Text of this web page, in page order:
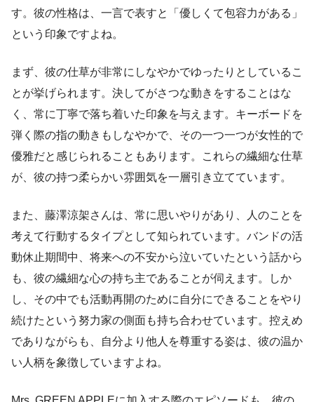
す。彼の性格は、一言で表すと「優しくて包容力がある」
という印象ですよね。
まず、彼の仕草が非常にしなやかでゆったりとしているこ
とが挙げられます。決してがさつな動きをすることはな
く、常に丁寧で落ち着いた印象を与えます。キーボードを
弾く際の指の動きもしなやかで、その一つ一つが女性的で
優雅だと感じられることもあります。これらの繊細な仕草
が、彼の持つ柔らかい雰囲気を一層引き立てています。
また、藤澤涼架さんは、常に思いやりがあり、人のことを
考えて行動するタイプとして知られています。バンドの活
動休止期間中、将来への不安から泣いていたという話から
も、彼の繊細な心の持ち主であることが伺えます。しか
し、その中でも活動再開のために自分にできることをやり
続けたという努力家の側面も持ち合わせています。控えめ
でありながらも、自分より他人を尊重する姿は、彼の温か
い人柄を象徴していますよね。